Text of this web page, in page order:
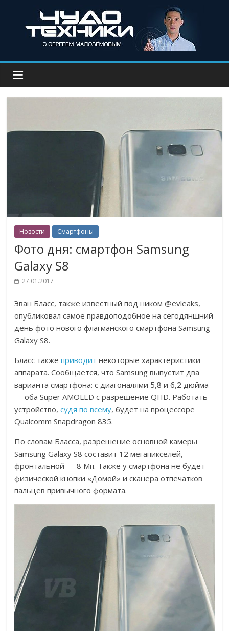
Новости Смартфоны
Фото дня: смартфон Samsung
Galaxy S8
27.01.2017
Эван Бласс, также известный под ником @evleaks,
опубликовал самое правдоподобное на сегодяншний
день фото нового флагманского смартфона Samsung
Galaxy S8.
Бласс такжеприводит некоторые характеристики
аппарата. Сообщается, что Samsung выпустит два
варианта смартфона: с диагоналями 5,8 и 6,2 дюйма
— оба Super AMOLED с разрешение QHD. Работать
устройство,судя по всему, будет на процессоре
Qualcomm Snapdragon 835.
По словам Бласса, разрешение основной камеры
Samsung Galaxy S8 составит 12 мегапикселей,
фронтальной — 8 Мп. Также у смартфона не будет
физической кнопки «Домой» и сканера отпечатков
пальцев привычного формата.